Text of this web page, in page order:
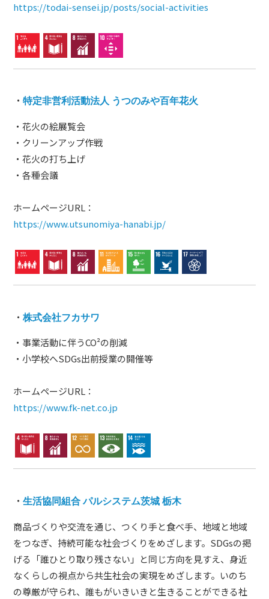
https://todai-sensei.jp/posts/social-activities
・特定非営利活動法人 うつのみや百年花火
・花火の絵展覧会
・クリーンアップ作戦
・花火の打ち上げ
・各種会議
ホームページURL：
https://www.utsunomiya-hanabi.jp/
・株式会社フカサワ
・事業活動に伴うCO²の削減
・小学校へSDGs出前授業の開催等
ホームページURL：
https://www.fk-net.co.jp
・生活協同組合 パルシステム茨城 栃木
商品づくりや交流を通じ、つくり手と食べ手、地域と地域
をつなぎ、持続可能な社会づくりをめざします。SDGsの掲
げる「誰ひとり取り残さない」と同じ方向を見すえ、身近
なくらしの視点から共生社会の実現をめざします。いのち
の尊厳が守られ、誰もがいきいきと生きることができる社